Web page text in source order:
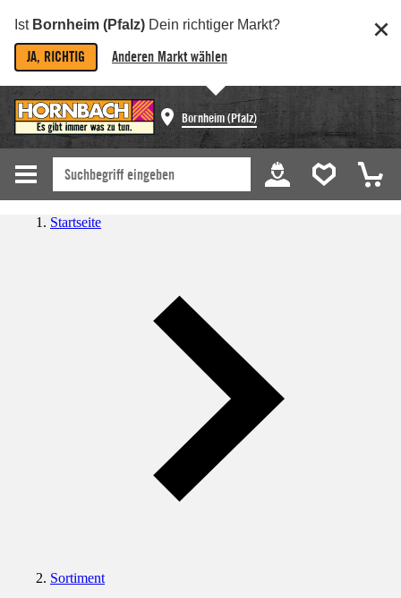
Ist Bornheim (Pfalz) Dein richtiger Markt?
JA, RICHTIG Anderen Markt wählen
Bornheim (Pfalz)
Startseite
Sortiment